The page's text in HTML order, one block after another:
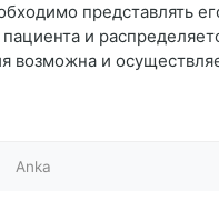
представлять
и
возможна и
Anka